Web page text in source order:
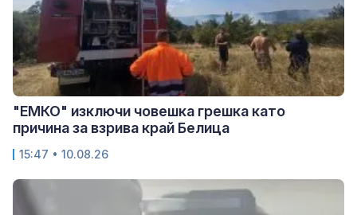
"ЕМКО" изключи човешка грешка като
причина за взрива край Белица
15:47 • 10.08.26